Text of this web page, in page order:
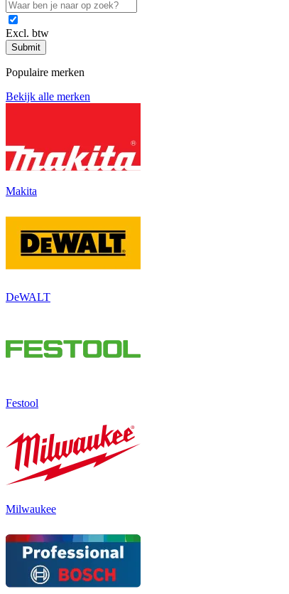
Excl. btw
Submit
Populaire merken
Bekijk alle merken
Makita
DeWALT
Festool
Milwaukee